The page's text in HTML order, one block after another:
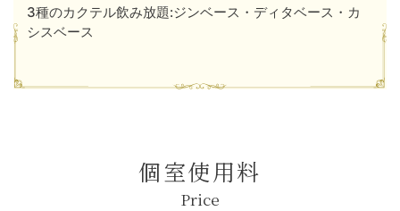
3種のカクテル飲み放題:ジンベース・ディタベース・カ
シスベース
個室使用料
Price